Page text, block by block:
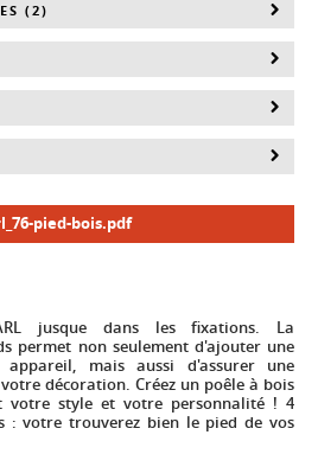
jusque dans les fixations. La
permet non seulement d'ajouter une
mais aussi d'assurer une
décoration. Créez un poêle à bois
votre style et votre personnalité ! 4
: votre trouverez bien le pied de vos
(2)
pied-bois.pdf